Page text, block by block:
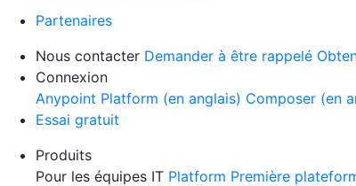
Partenaires
Nous contacter Demander à être rappelé
Connexion
Anypoint Platform (en anglais) Composer (en
Essai gratuit
Produits
Pour les équipes IT Platform Première